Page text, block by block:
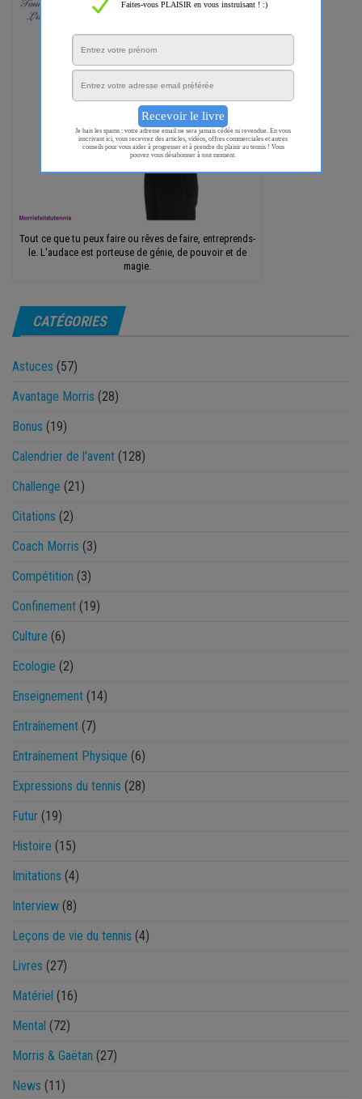
Tout ce que tu peux faire ou rêves de faire, entreprends-
le. L'audace est porteuse de génie, de pouvoir et de
magie.
CATÉGORIES
Astuces (57)
Avantage Morris (28)
Bonus (19)
Calendrier de l'avent (128)
Challenge (21)
Citations (2)
Coach Morris (3)
Compétition (3)
Confinement (19)
Culture (6)
Ecologie (2)
Enseignement (14)
Entraînement (7)
Entraînement Physique (6)
Expressions du tennis (28)
Futur (19)
Histoire (15)
Imitations (4)
Interview (8)
Leçons de vie du tennis (4)
Livres (27)
Matériel (16)
Mental (72)
Morris & Gaëtan (27)
News (11)